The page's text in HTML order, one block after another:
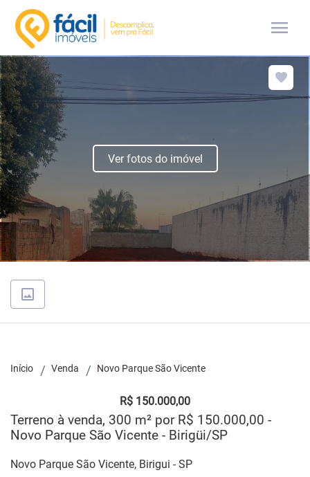
menu
Ver fotos do imóvel
Início Venda Novo Parque São Vicente
R$ 150.000,00
Terreno à venda, 300 m² por R$ 150.000,00 -
Novo Parque São Vicente - Birigüi/SP
Novo Parque São Vicente, Birigui - SP